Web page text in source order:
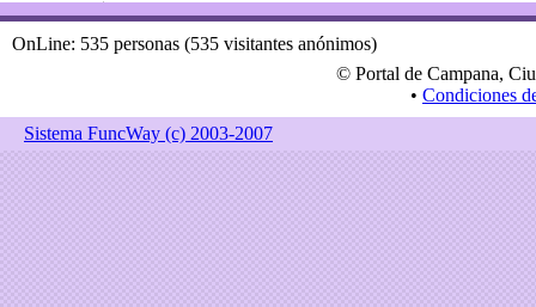
OnLine: 535 personas (535 visitantes anónimos)
© Portal de Campana,
• Condiciones
Sistema FuncWay (c) 2003-2007